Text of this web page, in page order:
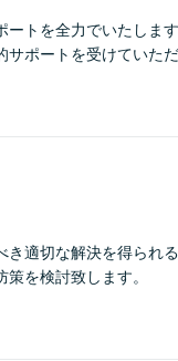
トを全力でいたしま
ポートを受けていた
き適切な解決を得られ
を検討致します。